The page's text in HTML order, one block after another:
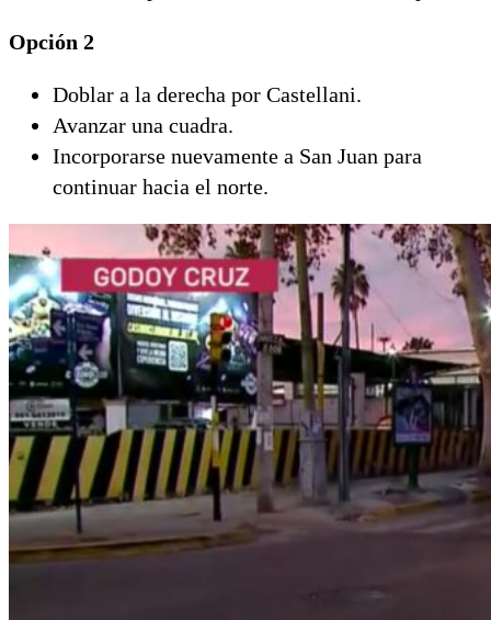
Opción 2
Doblar a la derecha por Castellani.
Avanzar una cuadra.
Incorporarse nuevamente a San Juan para
continuar hacia el norte.